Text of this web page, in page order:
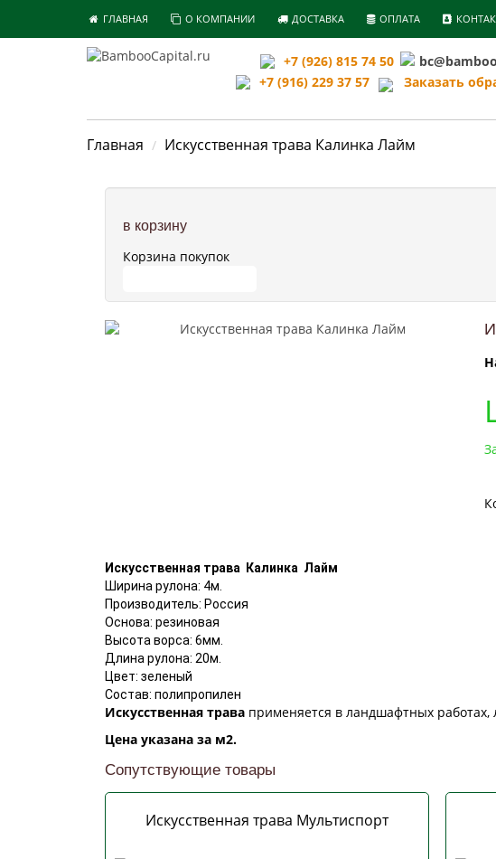
ГЛАВНАЯ О КОМПАНИИ ДОСТАВКА ОПЛАТА
+7 (926) 815 74 50
+7 (916) 229 37 57
Заказать
Главная Искусственная трава Калинка Лайм
в корзину
Корзина покупок
Искусственная трава Кaлинка Лaйм
Ширина рулона: 4м.
Производитель: Россия
Основа: резиновая
Высота ворса: 6мм.
Длина рулона: 20м.
Цвет: зеленый
Состав: полипропилен
Искусственная трава применяется в ландшафтных работах,
Цена указана за м2.
Сопутствующие товары
Искусственная трава Мультиспорт